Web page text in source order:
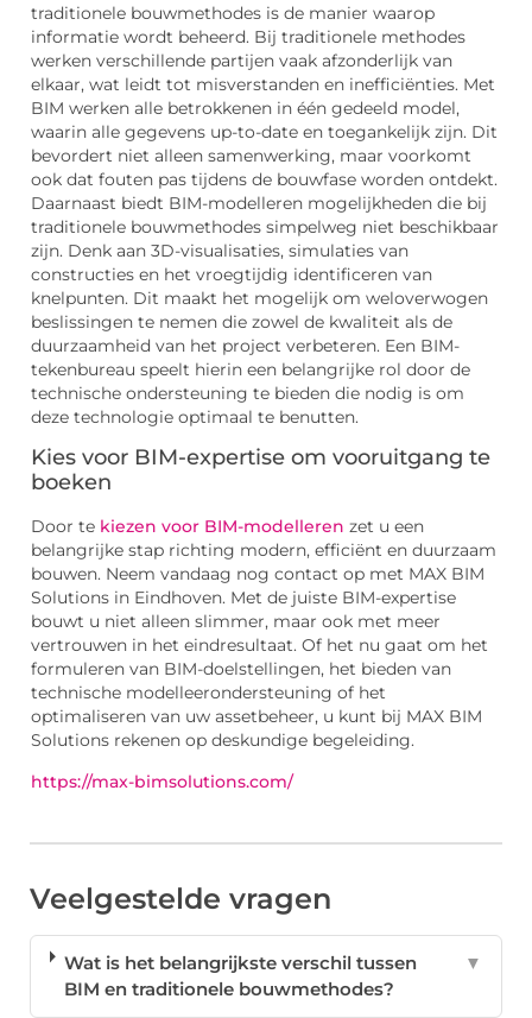
traditionele bouwmethodes is de manier waarop
informatie wordt beheerd. Bij traditionele methodes
werken verschillende partijen vaak afzonderlijk van
elkaar, wat leidt tot misverstanden en inefficiënties. Met
BIM werken alle betrokkenen in één gedeeld model,
waarin alle gegevens up-to-date en toegankelijk zijn. Dit
bevordert niet alleen samenwerking, maar voorkomt
ook dat fouten pas tijdens de bouwfase worden ontdekt.
Daarnaast biedt BIM-modelleren mogelijkheden die bij
traditionele bouwmethodes simpelweg niet beschikbaar
zijn. Denk aan 3D-visualisaties, simulaties van
constructies en het vroegtijdig identificeren van
knelpunten. Dit maakt het mogelijk om weloverwogen
beslissingen te nemen die zowel de kwaliteit als de
duurzaamheid van het project verbeteren. Een BIM-
tekenbureau speelt hierin een belangrijke rol door de
technische ondersteuning te bieden die nodig is om
deze technologie optimaal te benutten.
Kies voor BIM-expertise om vooruitgang te
boeken
Door te kiezen voor BIM-modelleren zet u een
belangrijke stap richting modern, efficiënt en duurzaam
bouwen. Neem vandaag nog contact op met MAX BIM
Solutions in Eindhoven. Met de juiste BIM-expertise
bouwt u niet alleen slimmer, maar ook met meer
vertrouwen in het eindresultaat. Of het nu gaat om het
formuleren van BIM-doelstellingen, het bieden van
technische modelleerondersteuning of het
optimaliseren van uw assetbeheer, u kunt bij MAX BIM
Solutions rekenen op deskundige begeleiding.
https://max-bimsolutions.com/
Veelgestelde vragen
Wat is het belangrijkste verschil tussen
BIM en traditionele bouwmethodes?
▼